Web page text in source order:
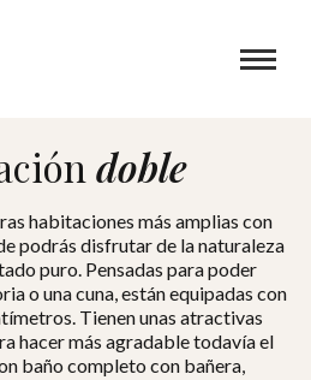
doble
habitaciones más amplias con
podrás disfrutar de la naturaleza
puro. Pensadas para poder
o una cuna, están equipadas con
Tienen unas atractivas
hacer más agradable todavía el
baño completo con bañera,